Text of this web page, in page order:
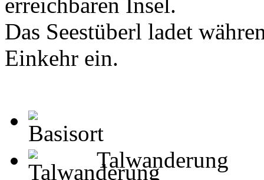
Das Seestüberl ladet
Einkehr ein.
Talwanderung